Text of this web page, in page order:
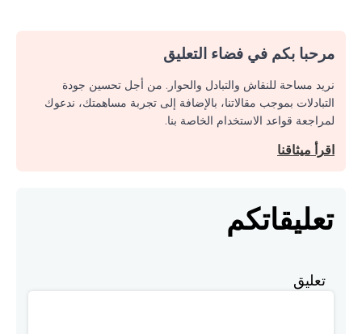
مرحبا بكم في فضاء التعليق
نريد مساحة للنقاش والتبادل والحوار. من أجل تحسين جودة
التبادلات بموجب مقالاتنا، بالإضافة إلى تجربة مساهمتك، ندعوك
لمراجعة قواعد الاستخدام الخاصة بنا.
اقرأ ميثاقنا
تعليقاتكم
تعليق